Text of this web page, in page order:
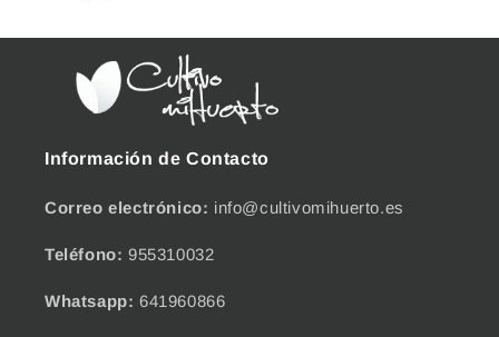
Información de Contacto
Correo electrónico: info@cultivomihuerto.es
Teléfono: 955310032
Whatsapp: 641960866